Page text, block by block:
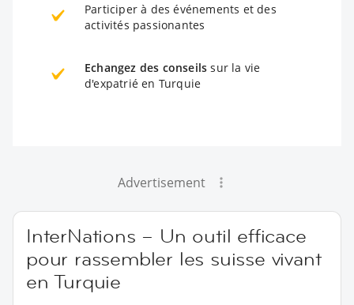
Participer à des événements et des
activités passionantes
Echangez des conseils sur la vie
d'expatrié en Turquie
Advertisement
InterNations – Un outil efficace
pour rassembler les suisse vivant
en Turquie